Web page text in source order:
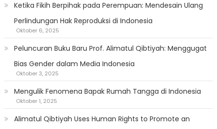
Ketika Fikih Berpihak pada Perempuan: Mendesain Ulang
Perlindungan Hak Reproduksi di Indonesia
Oktober 6, 2025
Peluncuran Buku Baru Prof. Alimatul Qibtiyah: Menggugat
Bias Gender dalam Media Indonesia
Oktober 3, 2025
Mengulik Fenomena Bapak Rumah Tangga di Indonesia
Oktober 1, 2025
Alimatul Qibtiyah Uses Human Rights to Promote an